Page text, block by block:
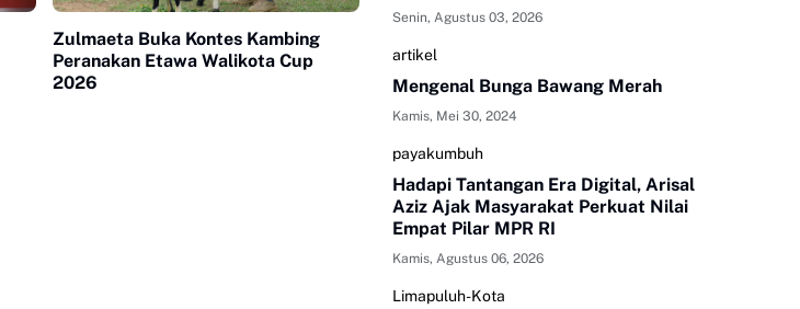
Zulmaeta Buka Kontes Kambing
Peranakan Etawa Walikota Cup
2026
Senin, Agustus 03, 2026
artikel
Mengenal Bunga Bawang Merah
Kamis, Mei 30, 2024
payakumbuh
Hadapi Tantangan Era Digital, Arisal
Aziz Ajak Masyarakat Perkuat Nilai
Empat Pilar MPR RI
Kamis, Agustus 06, 2026
Limapuluh-Kota